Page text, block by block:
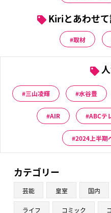
Kiriとあわせて
取材
三山凌輝 水谷豊
AIR ABCテ
2024上半期
カテゴリー
芸能 皇室 国内
ライフ コミック